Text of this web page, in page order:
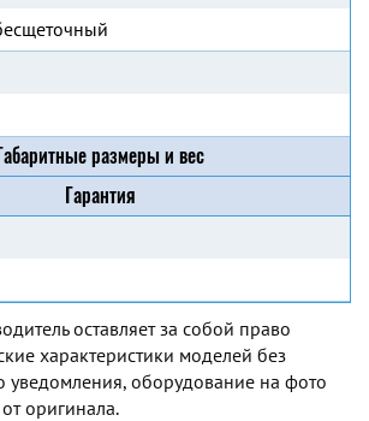
Габаритные размеры и вес
Гарантия
оставляет за собой право
характеристики моделей без
уведомления, оборудование на фото
оригинала.